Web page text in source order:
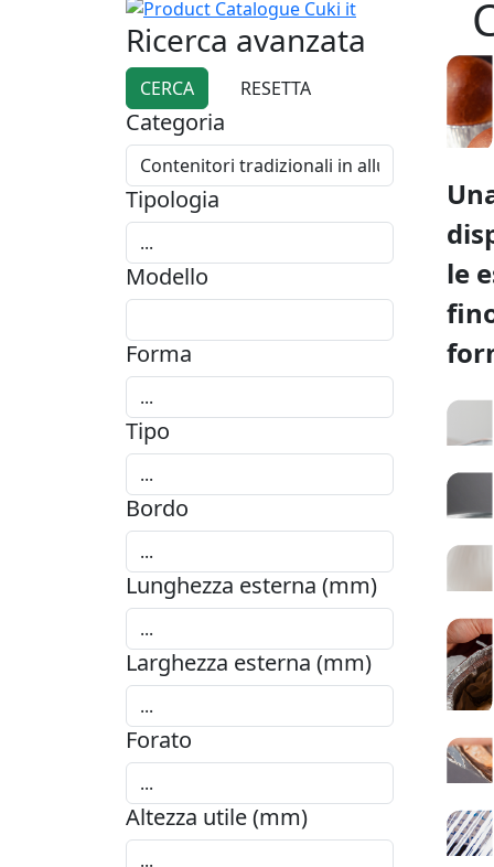
Ricerca avanzata
Categoria
Tipologia
Modello
Forma
Tipo
Bordo
Lunghezza esterna (mm)
Larghezza esterna (mm)
Forato
Altezza utile (mm)
le